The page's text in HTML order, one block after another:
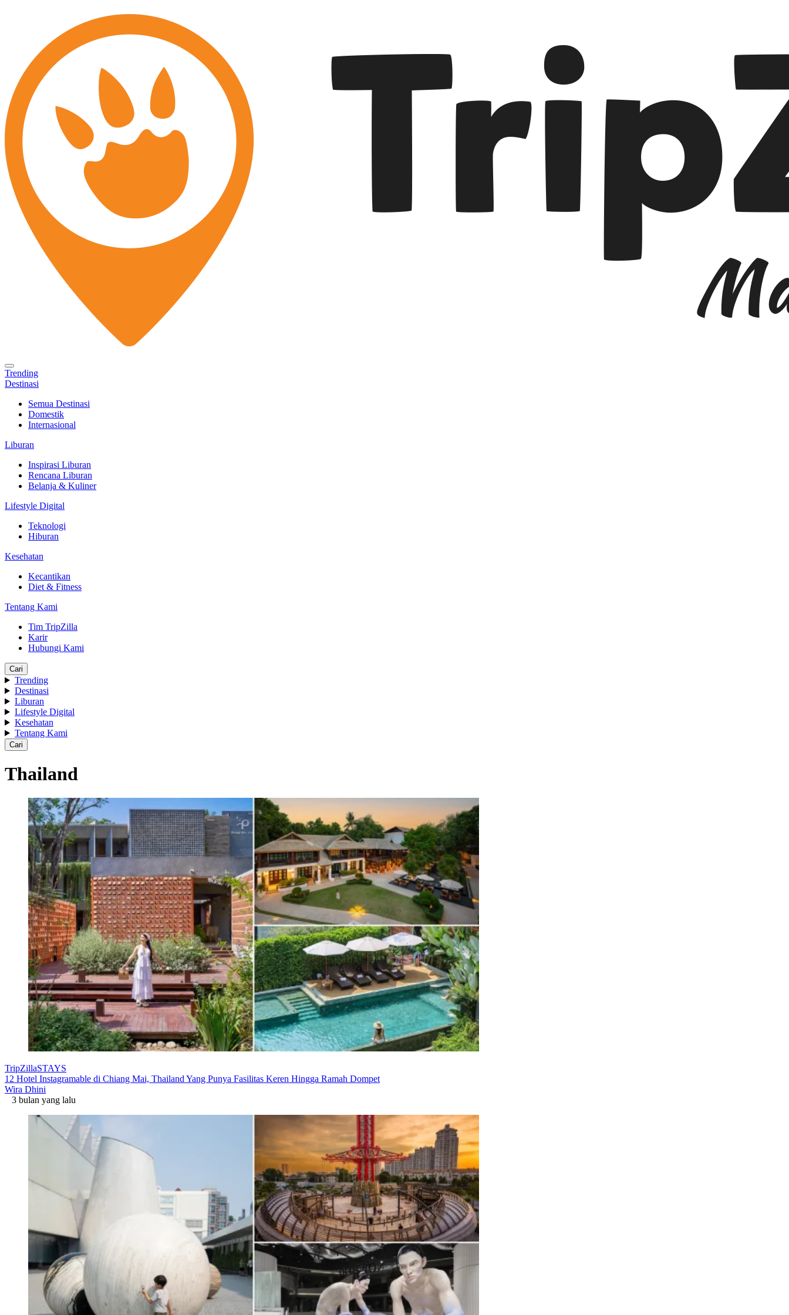
Trending
Destinasi
Semua Destinasi
Domestik
Internasional
Liburan
Inspirasi Liburan
Rencana Liburan
Belanja & Kuliner
Lifestyle Digital
Teknologi
Hiburan
Kesehatan
Kecantikan
Diet & Fitness
Tentang Kami
Tim TripZilla
Karir
Hubungi Kami
Cari
Trending
Destinasi
Liburan
Lifestyle Digital
Kesehatan
Tentang Kami
Cari
Thailand
TripZillaSTAYS
12 Hotel Instagramable di Chiang Mai, Thailand Yang Punya Fasilitas Keren Hingga Ramah Dompet
Wira Dhini
3 bulan yang lalu